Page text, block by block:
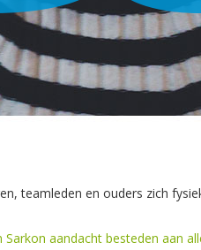
teamleden en ouders zich
aandacht besteden aan